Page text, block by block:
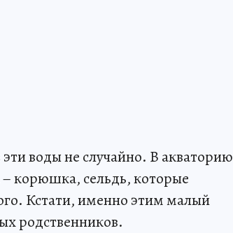
воды не случайно. В акваторию
– корюшка, сельдь, которые
Кстати, именно этим малый
родственников.